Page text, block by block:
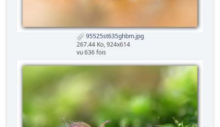
95525st635ghbm.jpg
267.44 Ko, 924x614
vu 636 fois